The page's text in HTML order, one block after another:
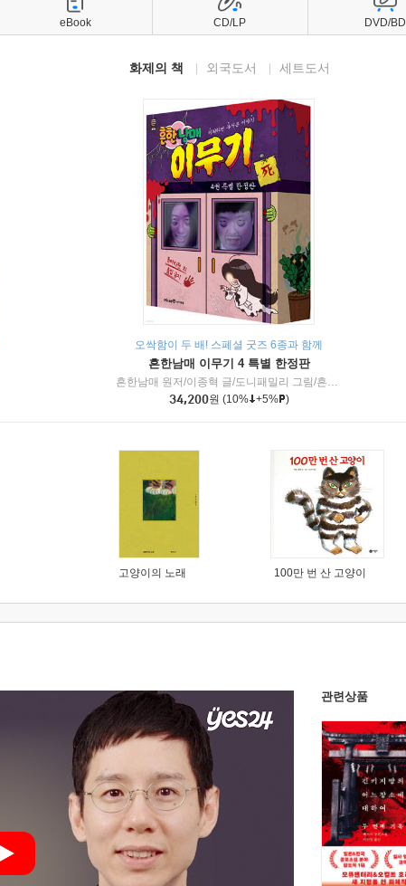
화제의 책 외국도서 세트도서
오싹함이 두 배! 스페셜 굿즈 6종과 함께
흔한남매 이무기 4 특별 한정판
흔한남매 원저/이종혁 글/도니패밀리 그림/흔한컴퍼니 감수
34,200원 (10% +5% )
고양이의 노래 100만 번 산 고양이
eBook CD/LP DVD/BD
관련상품